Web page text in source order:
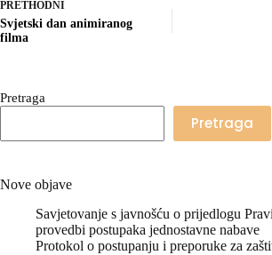
PRETHODNI
Svjetski dan animiranog
filma
Pretraga
Pretraga
Nove objave
Savjetovanje s javnošću o prijedlogu
provedbi postupaka jednostavne nabave
Protokol o postupanju i preporuke za